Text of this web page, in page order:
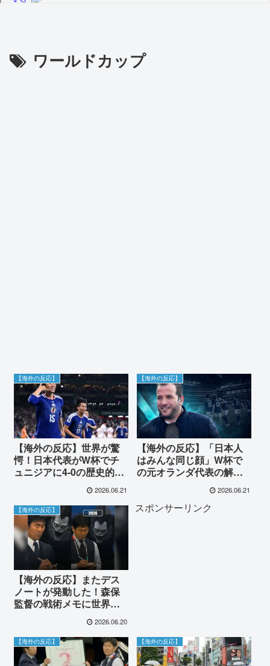
ワールドカップ
【海外の反応】
【海外の反応】世界が驚
愕！日本代表がW杯でチ
ュニジアに4-0の歴史的圧
勝！「本物の優勝候補2026.06.21
【海外の反応】
【海外の反応】「日本人
はみんな同じ顔」W杯で
の元オランダ代表の解説
に世界中から驚きと様々
2026.06.21
【海外の反応】
【海外の反応】またデス
ノートが発動した！森保
監督の戦術メモに世界中
のサッカーファンが大熱
2026.06.20
スポンサーリンク
【海外の反応】 【海外の反応】